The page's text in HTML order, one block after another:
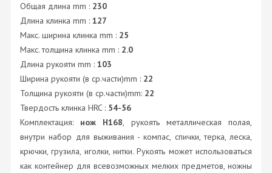
Общая длина mm : 230
Длина клинка mm : 127
Макс. ширина клинка mm : 25
Макс. толщина клинка mm : 2.0
Длина рукояти mm : 103
Ширина рукояти (в ср.части)mm : 22
Толщина рукояти (в ср.части)mm: 22
Твердость клинка HRC : 54-56
Комплектация: нож H168, рукоять металлическая полая,
внутри набор для выживания - компас, спички, терка, леска,
крючки, грузила, иголки, нитки. Рукоять может использоваться
как контейнер для всевозможных мелких предметов, ножны